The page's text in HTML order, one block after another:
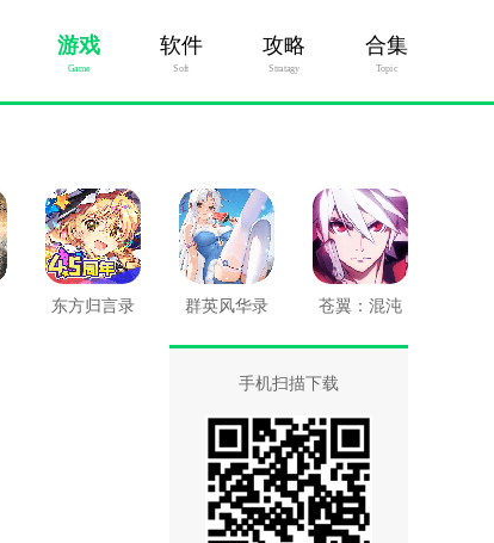
游戏
Game
软件
Soft
攻略
Stratagy
合集
Topic
东方归言录
群英风华录
苍翼：混沌
手机扫描下载